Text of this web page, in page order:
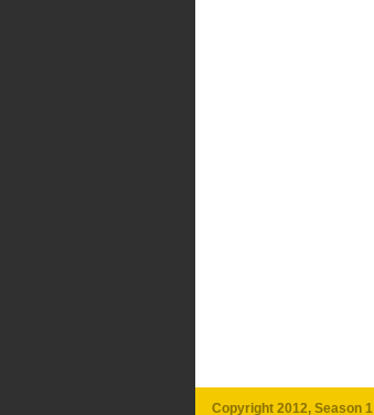
Copyright 2012, Season 1